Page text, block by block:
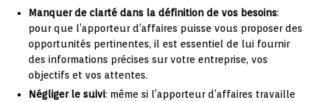
Manquer de clarté dans la définition de vos besoins:
pour que l’apporteur d’affaires puisse vous proposer des
opportunités pertinentes, il est essentiel de lui fournir
des informations précises sur votre entreprise, vos
objectifs et vos attentes.
Négliger le suivi: même si l’apporteur d’affaires travaille